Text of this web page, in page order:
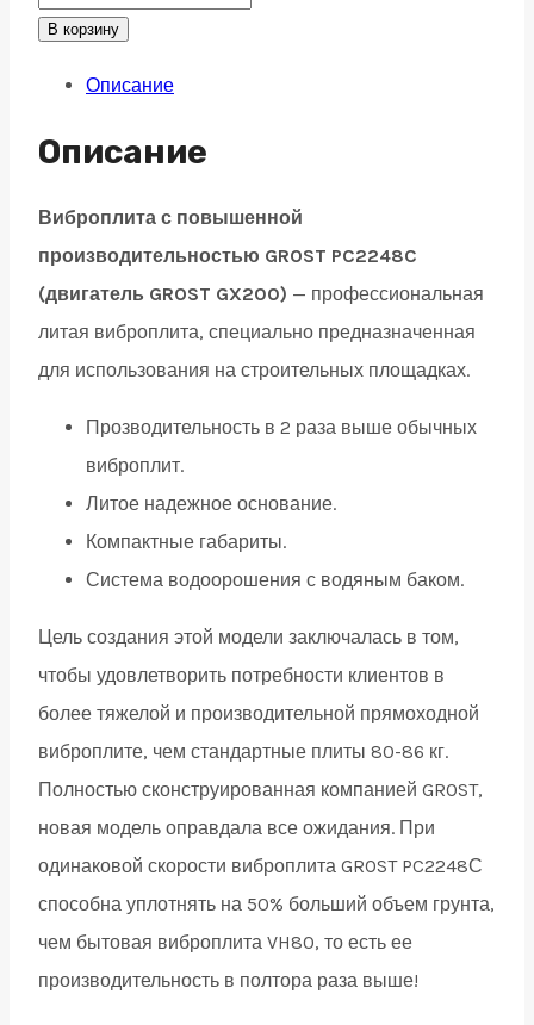
поступательного
GROST
116265
quantity
В корзину
Описание
Описание
Виброплита с повышенной
производительностью GROST PC2248C
(двигатель GROST GX200) — профессиональная
литая виброплита, специально предназначенная
для использования на строительных площадках.
Прозводительность в 2 раза выше обычных
виброплит.
Литое надежное основание.
Компактные габариты.
Система водоорошения с водяным баком.
Цель создания этой модели заключалась в том,
чтобы удовлетворить потребности клиентов в
более тяжелой и производительной прямоходной
виброплите, чем стандартные плиты 80-86 кг.
Полностью сконструированная компанией GROST,
новая модель оправдала все ожидания. При
одинаковой скорости виброплита GROST PC2248С
способна уплотнять на 50% больший объем грунта,
чем бытовая виброплита VH80, то есть ее
производительность в полтора раза выше!